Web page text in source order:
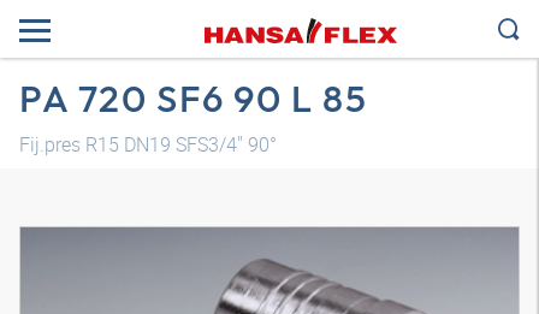
PA 720 SF6 90 L 85
Fij.pres R15 DN19 SFS3/4" 90°